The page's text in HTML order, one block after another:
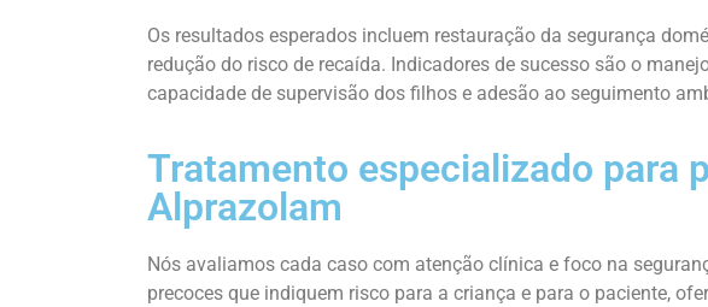
Os resultados esperados incluem restauração da segurança
redução do risco de recaída. Indicadores de sucesso são o
capacidade de supervisão dos filhos e adesão ao seguimento
Tratamento especializado para
Alprazolam
Nós avaliamos cada caso com atenção clínica e foco na
precoces que indiquem risco para a criança e para o paciente,